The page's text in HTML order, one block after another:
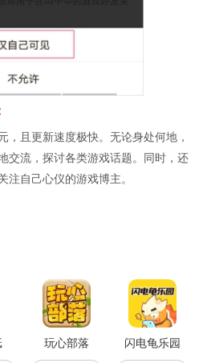
，且更新速度极快。无论身处何地，
交流，探讨各类游戏话题。同时，还
注自己心仪的游戏博主。
玩心部落 闪电龟乐园